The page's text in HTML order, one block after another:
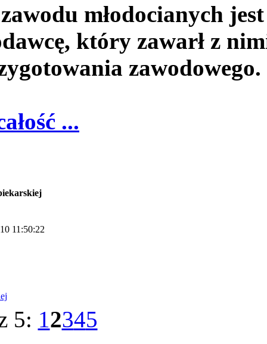
młodocianych jest
który zawarł z
zawodowego.
...
11:50:22
5: 1 2345